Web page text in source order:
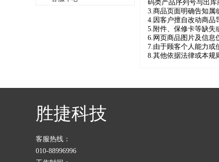
码类产品序列号与出
3.商品页面明确告知属
4.因客户擅自改动商品
5.附件、保修卡等缺失
6.网页商品图片及信息
7.由于顾客个人能力或
8.其他依据法律或本规
胜捷科技
客服热线：
010-88996996